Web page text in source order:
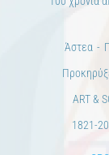
Άστεα
ART &
1821-